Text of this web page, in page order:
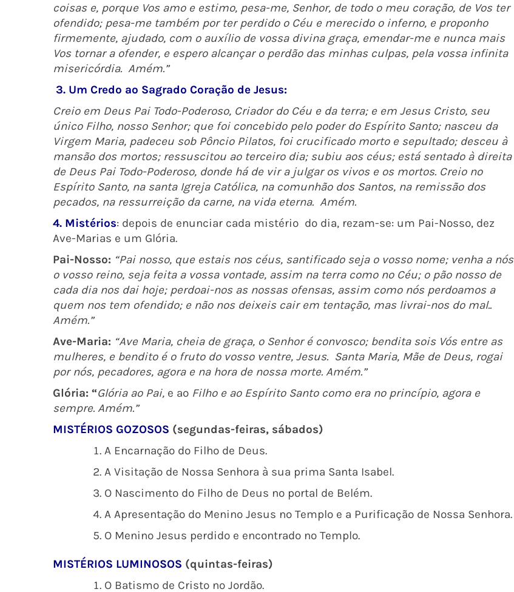
coisas e, porque Vos amo e estimo, pesa-me, Senhor, de todo o meu coração, de Vos ter
ofendido; pesa-me também por ter perdido o Céu e merecido o inferno, e proponho
firmemente, ajudado, com o auxílio de vossa divina graça, emendar-me e nunca mais
Vos tornar a ofender, e espero alcançar o perdão das minhas culpas, pela vossa infinita
misericórdia. Amém.”
3. Um Credo ao Sagrado Coração de Jesus:
Creio em Deus Pai Todo-Poderoso, Criador do Céu e da terra; e em Jesus Cristo, seu
único Filho, nosso Senhor; que foi concebido pelo poder do Espírito Santo; nasceu da
Virgem Maria, padeceu sob Pôncio Pilatos, foi crucificado morto e sepultado; desceu à
mansão dos mortos; ressuscitou ao terceiro dia; subiu aos céus; está sentado à direita
de Deus Pai Todo-Poderoso, donde há de vir a julgar os vivos e os mortos. Creio no
Espírito Santo, na santa Igreja Católica, na comunhão dos Santos, na remissão dos
pecados, na ressurreição da carne, na vida eterna. Amém.
4. Mistérios: depois de enunciar cada mistério do dia, rezam-se: um Pai-Nosso, dez
Ave-Marias e um Glória.
Pai-Nosso: “Pai nosso, que estais nos céus, santificado seja o vosso nome; venha a nós
o vosso reino, seja feita a vossa vontade, assim na terra como no Céu; o pão nosso de
cada dia nos dai hoje; perdoai-nos as nossas ofensas, assim como nós perdoamos a
quem nos tem ofendido; e não nos deixeis cair em tentação, mas livrai-nos do mal..
Amém.”
Ave-Maria: “Ave Maria, cheia de graça, o Senhor é convosco; bendita sois Vós entre as
mulheres, e bendito é o fruto do vosso ventre, Jesus. Santa Maria, Mãe de Deus, rogai
por nós, pecadores, agora e na hora de nossa morte. Amém.”
Glória: “Glória ao Pai, e ao Filho e ao Espírito Santo como era no princípio, agora e
sempre. Amém.”
MISTÉRIOS GOZOSOS (segundas-feiras, sábados)
A Encarnação do Filho de Deus.
A Visitação de Nossa Senhora à sua prima Santa Isabel.
O Nascimento do Filho de Deus no portal de Belém.
A Apresentação do Menino Jesus no Templo e a Purificação de Nossa Senhora.
O Menino Jesus perdido e encontrado no Templo.
MISTÉRIOS LUMINOSOS (quintas-feiras)
O Batismo de Cristo no Jordão.